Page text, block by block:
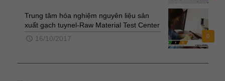
0
Trung tâm hóa nghiệm nguyên liệu sản
xuất gạch tuynel-Raw Material Test Center
16/10/2017